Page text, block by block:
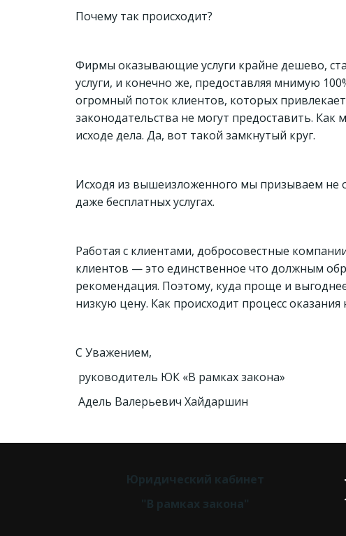
Почему так происходит?
Фирмы оказывающие услуги крайне дешево,
услуги, и конечно же, предоставляя мнимую
огромный поток клиентов, которых
законодательства не могут предоставить.
исходе дела. Да, вот такой замкнутый круг.
Исходя из вышеизложенного мы призываем не
даже бесплатных услугах.
Работая с клиентами, добросовестные
клиентов — это единственное что должным
рекомендация. Поэтому, куда проще и
низкую цену. Как происходит процесс
С Уважением,
руководитель ЮК «В рамках закона»
Адель Валерьевич Хайдаршин
Юридический кабинет
"В рамках закона"